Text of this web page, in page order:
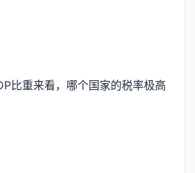
比重来看，哪个国家的税率极高